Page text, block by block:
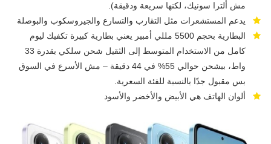
مش ألترا سونيك، لكنها سريعة ودقيقة).
يدعم المستشعرات مثل التقارب والتسارع والجيروسكوب والبوصلة
البطارية بحجم 5500 مللي أمبير يعني بطارية كبيرة تكفيك ليوم
كامل من الاستخدام المتوسط إلى الثقيل شحن سلكي بقدرة 33
واط، بيشحن حوالي 55% في 44 دقيقة – مش الأسرع في السوق
بس مقبول جدًا بالنسبة للفئة السعرية.
ألوان الهاتف هي الأبيض والأخضر والأسود